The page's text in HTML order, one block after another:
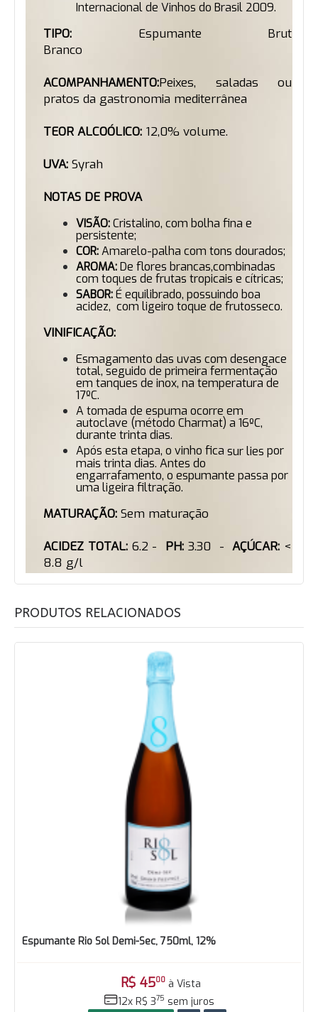
Internacional de Vinhos do Brasil 2009.
TIPO: Espumante Brut
Branco
ACOMPANHAMENTO:Peixes, saladas ou
pratos da gastronomia mediterrânea
TEOR ALCOÓLICO: 12,0% volume.
UVA: Syrah
NOTAS DE PROVA
VISÃO:Cristalino, com bolha fina e
persistente;
COR:Amarelo-palha com tons dourados;
AROMA:De flores brancas,combinadas
com toques de frutas tropicais e cítricas;
SABOR:É equilibrado, possuindo boa
acidez, com ligeiro toque de frutosseco.
VINIFICAÇÃO:
Esmagamento das uvas com desengace
total, seguido de primeira fermentação
em tanques de inox, na temperatura de
17ºC.
A tomada de espuma ocorre em
autoclave (método Charmat) a 16ºC,
durante trinta dias.
Após esta etapa, o vinho fica sur lies por
mais trinta dias. Antes do
engarrafamento, o espumante passa por
uma ligeira filtração.
MATURAÇÃO: Sem maturação
ACIDEZ TOTAL:6.2 - PH: 3.30 - AÇÚCAR: <
8.8 g/l
PRODUTOS RELACIONADOS
Espumante Rio Sol Demi-Sec, 750ml, 12%
R$ 4500 à Vista
12x R$ 375 sem juros